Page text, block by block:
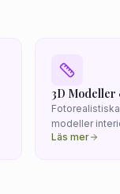
3D
modeller
Läs mer